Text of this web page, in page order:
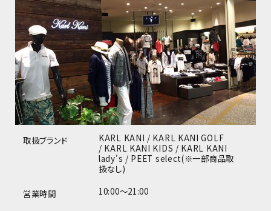
取扱ブランド
KARL KANI / KARL KANI GOLF
/ KARL KANI KIDS / KARL KANI
lady's / PEET select(※一部商品取
扱なし)
営業時間 10:00～21:00